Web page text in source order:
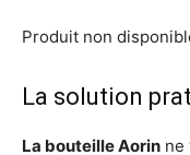
Produit non
La solution
La bouteille Aorin ne